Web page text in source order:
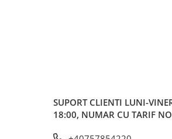
SUPORT CLIENTI LUNI-
18:00, NUMAR CU TARIF